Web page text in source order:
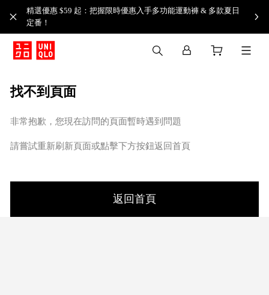
精選優惠 $59 起：把握限時優惠入手多功能運動褲 & 多款夏日
定番！​
找不到頁面
非常抱歉，您現在訪問的頁面暫時遇到問題
請嘗試重新刷新頁面或點擊下方按鈕返回首頁
返回首頁